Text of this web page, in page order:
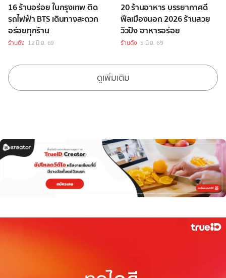
16 ร้านอร่อย ในกรุงเทพ ติด
รถไฟฟ้า BTS เดินทางสะดวก
อร่อยทุกร้าน
ร้านดัง 12 มิ.ย. 69
20 ร้านอาหาร บรรยากาศดี
ฟีลเมืองนอก 2026 ร้านสวย
วิวปัง อาหารอร่อย
ร้านดัง 5 มิ.ย. 69
ดูเพิ่มเติม